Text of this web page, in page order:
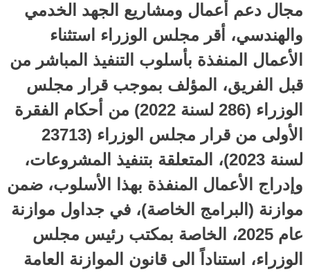
مجال دعم أعمال ومشاريع الجهد الخدمي
والهندسي، أقر مجلس الوزراء استثناء
الأعمال المنفذة بأسلوب التنفيذ المباشر من
قبل الفريق، المؤلف بموجب قرار مجلس
الوزراء (286 لسنة 2022) من أحكام الفقرة
الأولى من قرار مجلس الوزراء (23713
لسنة 2023)، المتعلقة بتنفيذ المشروعات،
وإدراج الأعمال المنفذة بهذا الأسلوب، ضمن
موازنة (البرامج الخاصة)، في جداول موازنة
عام 2025، الخاصة بمكتب رئيس مجلس
الوزراء، استناداً الى قانون الموازنة العامة